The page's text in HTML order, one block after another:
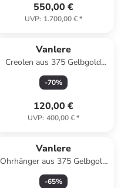
550,00 €
UVP: 1.700,00 €*
Vanlere
Creolen aus 375 Gelbgold
gedreht
-70%
120,00 €
UVP: 400,00 €*
Vanlere
Ohrhänger aus 375 Gelbgold
mit Saphir Herz-Design
-65%